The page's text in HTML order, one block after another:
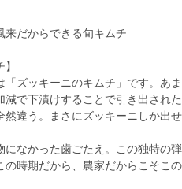
来だからできる旬キムチ
「ズッキーニのキムチ」です。あ
減で下漬けすることで引き出され
然違う。まさにズッキーニしか出
になかった歯ごたえ。この独特の
の時期だから、農家だからこそこ